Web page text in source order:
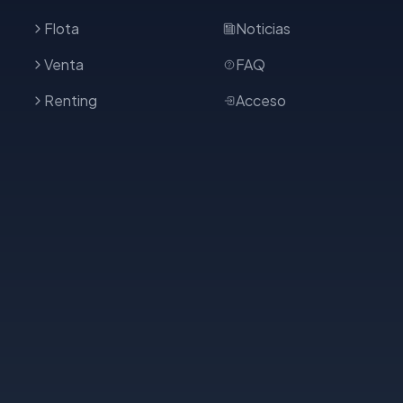
Flota
Venta
Renting
Noticias
FAQ
Acceso